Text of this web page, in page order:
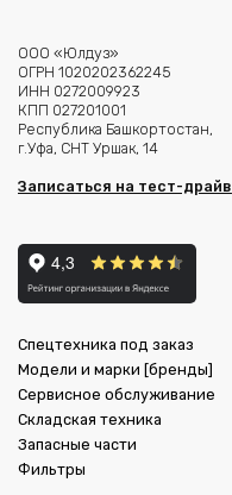
ООО «Юлдуз»
ОГРН 1020202362245
ИНН 0272009923
КПП 027201001
Республика Башкортостан,
г.Уфа, СНТ Уршак, 14
Записаться на тест-драйв
Спецтехника под заказ
Модели и марки [бренды]
Сервисное обслуживание
Складская техника
Запасные части
Фильтры